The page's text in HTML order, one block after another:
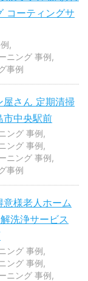
コーティングサ
ニング 事例
事例
屋さん 定期清掃
市中央駅前
ング 事例
ング 事例
ニング 事例
事例
意様老人ホーム
洗浄サービス
ング 事例
ング 事例
ニング 事例